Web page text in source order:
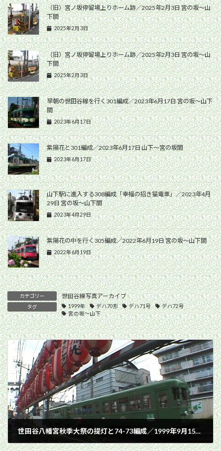
（旧）宮ノ坂停留場上りホーム跡／2025年2月3日 宮の坂〜山
下間
2025年2月3日
（旧）宮ノ坂停留場上りホーム跡／2025年2月3日 宮の坂〜山
下間
2025年2月3日
早朝の世田谷線を行く301編成／2023年6月17日 宮の坂〜山下
間
2023年6月17日
紫陽花と301編成／2023年6月17日 山下〜宮の坂間
2023年6月17日
山下駅に進入する308編成「幸福の招き猫電車」／2023年4月
29日 宮の坂〜山下間
2023年4月29日
紫陽花の中を行く305編成／2022年6月19日 宮の坂〜山下間
2022年6月19日
カテゴリー 世田谷線写真アーカイブ
タグ 1999年 デハ70形 デハ71号
デハ72号
宮の坂〜山下
世田谷八幡宮秋季大祭の提灯と74-73編成／1999年9月15日 宮の坂〜山下間
1999年9月15日